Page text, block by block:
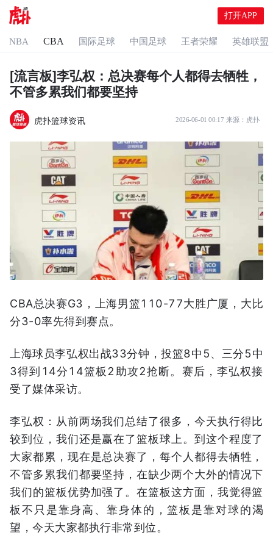
打开APP
NBA CBA 国际足球 中国足球 王者荣耀 英雄联盟
[流言板]李弘权：总决赛每个人都得去牺牲，
不管多累我们都要坚持
虎扑篮球资讯 2026-06-01 00:17 来源： 虎扑
CBA总决赛G3，上海男篮110-77大胜广厦，大比
分3-0率先得到赛点。
上海球员李弘权出战33分钟，投篮8中5、三分5中
3得到14分14篮板2助攻2抢断。赛后，李弘权接
受了媒体采访。
李弘权：从前两场我们总结了很多，今天执行得比
较到位，我们还是赢在了篮板球上。到这个程度了
大家都累，现在是总决赛了，每个人都得去牺牲，
不管多累我们都要坚持，在缺少两个大外的情况下
我们的篮板优势加强了。在篮板这方面，我觉得篮
板不只是靠身高、靠身体的，篮板是靠对球的渴
望，今天大家都执行非常到位。